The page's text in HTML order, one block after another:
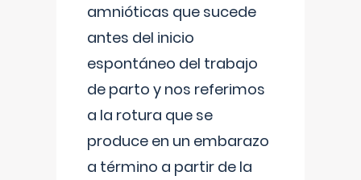
amnióticas que sucede
antes del inicio
espontáneo del trabajo
de parto y nos referimos
a la rotura que se
produce en un embarazo
a término a partir de la